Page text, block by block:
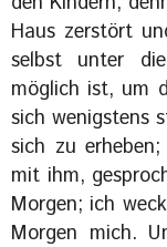
Haus zerstört
selbst unter
möglich ist, um
sich wenigstens
sich zu
mit ihm,
Morgen; ich
Morgen mich.